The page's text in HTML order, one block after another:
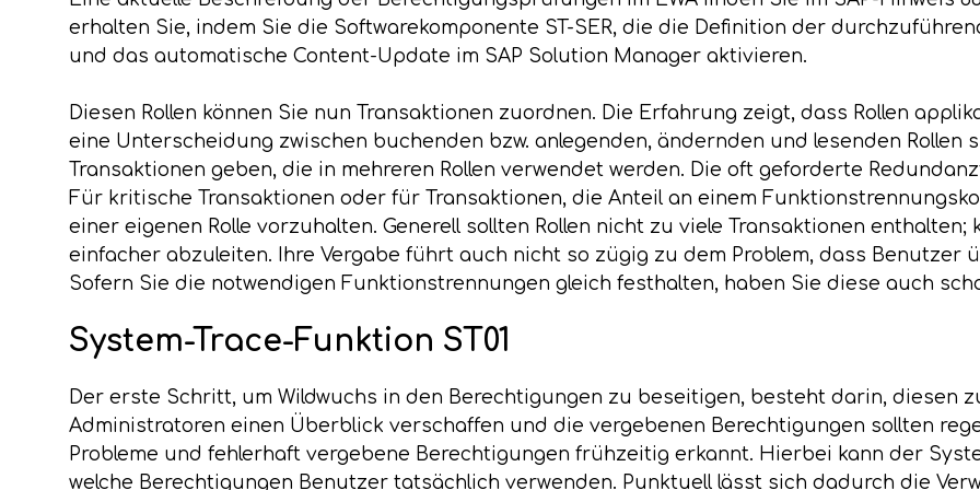
erhalten Sie, indem Sie die Softwarekomponente ST-SER, die die Definition der
und das automatische Content-Update im SAP Solution Manager aktivieren.
Diesen Rollen können Sie nun Transaktionen zuordnen. Die Erfahrung zeigt, dass Rollen
eine Unterscheidung zwischen buchenden bzw. anlegenden, ändernden und lesenden Rollen
Transaktionen geben, die in mehreren Rollen verwendet werden. Die oft geforderte
Für kritische Transaktionen oder für Transaktionen, die Anteil an einem
einer eigenen Rolle vorzuhalten. Generell sollten Rollen nicht zu viele Transaktionen
einfacher abzuleiten. Ihre Vergabe führt auch nicht so zügig zu dem Problem, dass Benutzer
Sofern Sie die notwendigen Funktionstrennungen gleich festhalten, haben Sie diese auch
System-Trace-Funktion ST01
Der erste Schritt, um Wildwuchs in den Berechtigungen zu beseitigen, besteht darin, diesen
Administratoren einen Überblick verschaffen und die vergebenen Berechtigungen sollten
Probleme und fehlerhaft vergebene Berechtigungen frühzeitig erkannt. Hierbei kann der
welche Berechtigungen Benutzer tatsächlich verwenden. Punktuell lässt sich dadurch die